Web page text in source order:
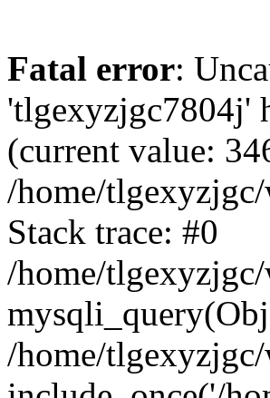
Fatal error:
'tlgexyzjgc7804j'
(current value:
/home/
Stack trace: #0
/home/
/home/